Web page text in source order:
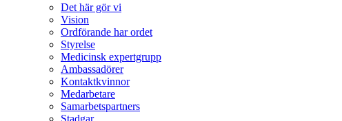
Det här gör vi
Vision
Ordförande har ordet
Styrelse
Medicinsk expertgrupp
Ambassadörer
Kontaktkvinnor
Medarbetare
Samarbetspartners
Stadgar